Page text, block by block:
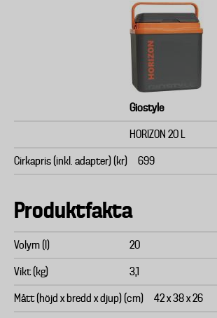
Giostyle
HORIZON 20 L
Cirkapris (inkl. adapter) (kr) 699
Produktfakta
Volym (l) 20
Vikt (kg) 3,1
Mått (höjd x bredd x djup) (cm) 42 x 38 x 26